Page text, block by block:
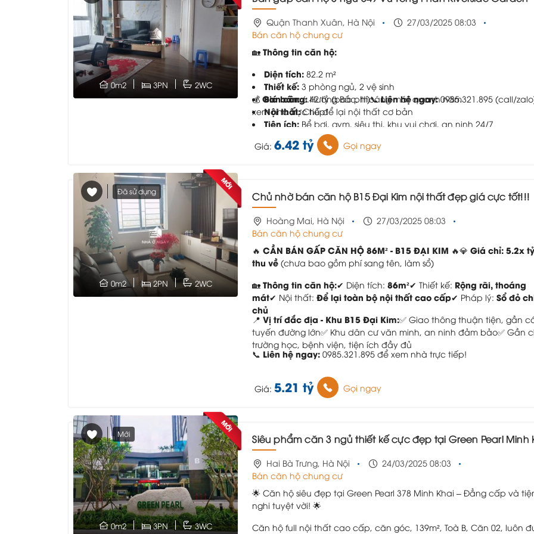
0m2 3PN 2WC
Quận Thanh Xuân, Hà Nội
27/03/2025 08:03
Bán căn hộ chung cư
🏡Thông tin căn hộ:
Diện tích: 82.2 m²
Thiết kế: 3 phòng ngủ, 2 vệ sinh
Ban công:Hướng Bắc, thoáng mát quanh năm
Nội thất:Chủ để lại nội thất cơ bản
Tiện ích: Bể bơi, gym, siêu thị, khu vui chơi, an ninh 24/7
💰Giá bán:6.42 tỷ (bao phí)📞Liên hệ ngay:0985.321.895 (call/
xem nhà trực tiếp!
Giá:6.42 tỷ Gọi ngay
Đã sử dụng
0m2 2PN 2WC
Chủ nhờ bán căn hộ B15 Đại Kim nội thất đẹp giá cực tốt!!!
Hoàng Mai, Hà Nội
27/03/2025 08:03
Bán căn hộ chung cư
🔥CẦN BÁN GẤP CĂN HỘ 86M² - B15 ĐẠI KIM 🔥💎Giá chỉ: 5.2x tỷ
thu về (chưa bao gồm phí sang tên, làm sổ)
🏡Thông tin căn hộ:✔ Diện tích:86m²✔ Thiết kế: Rộng rãi, thoáng
mát✔ Nội thất:Để lại toàn bộ nội thất cao cấp✔ Pháp lý:Sổ đỏ
chủ
📍Vị trí đắc địa - Khu B15 Đại Kim:✅ Giao thông thuận tiện, gần
tuyến đường lớn✅ Khu dân cư văn minh, an ninh đảm bảo✅ Gần
trường học, bệnh viện, tiện ích đầy đủ
📞 Liên hệ ngay: 0985.321.895 để xem nhà trực tiếp!
Giá:5.21 tỷ Gọi ngay
Mới
0m2 3PN 3WC
Siêu phẩm căn 3 ngủ thiết kế cực đẹp tại Green Pearl Minh
Hai Bà Trưng, Hà Nội
24/03/2025 08:03
Bán căn hộ chung cư
🌟 Căn hộ siêu đẹp tại Green Pearl 378 Minh Khai – Đẳng cấp và
nghi tuyệt vời! 🌟
Căn hộ full nội thất cao cấp, căn góc, 139m², Toà B, Căn 02, luôn